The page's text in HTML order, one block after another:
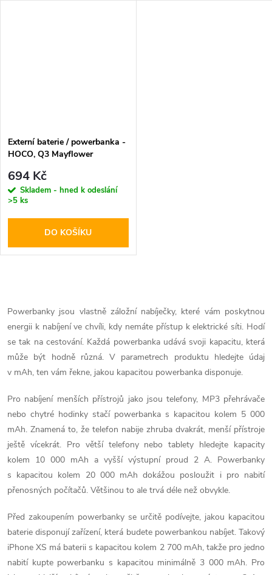
Externí baterie / powerbanka -
HOCO, Q3 Mayflower
Black
694 Kč
Skladem - hned k odeslání
>5 ks
DO KOŠÍKU
v
l
á
a
c
í
p
r
v
k
Powerbanky jsou vlastně záložní nabíječky, které vám poskytnou
energii k nabíjení ve chvíli, kdy nemáte přístup k elektrické síti. Hodí
se tak na cestování. Každá powerbanka udává svoji kapacitu, která
může být hodně různá. V parametrech produktu hledejte údaj
v mAh, ten vám řekne, jakou kapacitou powerbanka disponuje.
Pro nabíjení menších přístrojů jako jsou telefony, MP3 přehrávače
nebo chytré hodinky stačí powerbanka s kapacitou kolem 5 000
mAh. Znamená to, že telefon nabije zhruba dvakrát, menší přístroje
ještě vícekrát. Pro větší telefony nebo tablety hledejte kapacity
kolem 10 000 mAh a vyšší výstupní proud 2 A. Powerbanky
s kapacitou kolem 20 000 mAh dokážou posloužit i pro nabití
přenosných počítačů. Většinou to ale trvá déle než obvykle.
Před zakoupením powerbanky se určitě podívejte, jakou kapacitou
baterie disponují zařízení, která budete powerbankou nabíjet. Takový
iPhone XS má baterii s kapacitou kolem 2 700 mAh, takže pro jedno
nabití kupte powerbanku s kapacitou minimálně 3 000 mAh. Pro